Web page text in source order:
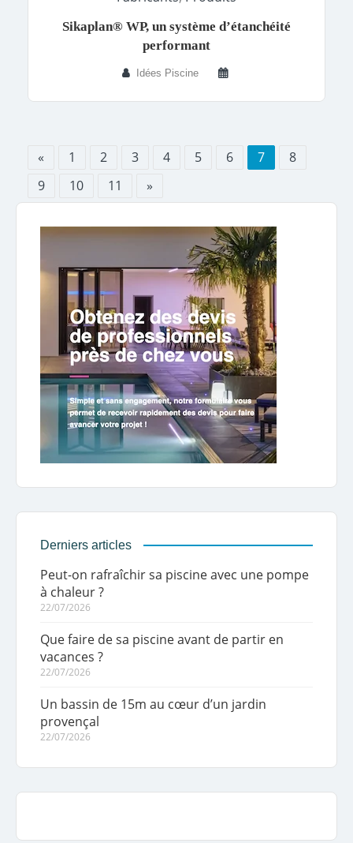
Sikaplan® WP, un système d’étanchéité
performant
Idées Piscine
« 1 2 3 4 5 6 7
8
9
10 11 »
Derniers articles
Peut-on rafraîchir sa piscine avec une pompe
à chaleur ?
22/07/2026
Que faire de sa piscine avant de partir en
vacances ?
22/07/2026
Un bassin de 15m au cœur d’un jardin
provençal
22/07/2026